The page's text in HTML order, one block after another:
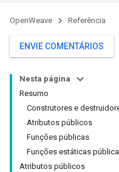
OpenWeave Referência
ENVIE COMENTÁRIOS
Nesta página
Resumo
Construtores e
Atributos públicos
Funções públicas
Funções estáticas
Atributos públicos